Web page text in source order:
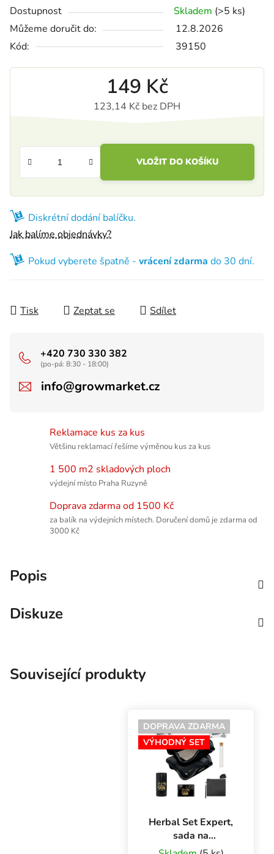
Dostupnost Skladem (>5 ks)
Můžeme doručit do:
12.8.2026
Kód:
39150
149 Kč
123,14 Kč bez DPH
VLOŽIT DO KOŠÍKU
Diskrétní dodání balíčku.
Jak balíme objednávky?
Pokud vyberete špatně - vrácení zdarma do 30 dní.
Tisk Zeptat se Sdílet
+420 730 330 382
(po-pá: 8:30 - 18:00)
info@growmarket.cz
Reklamace kus za kus
Většinu reklamací řešíme výměnou kus za kus
1 500 m2 skladových ploch
výdejní místo Praha Ruzyně
Doprava zdarma od 1500 Kč
za balík na výdejních místech. Doručení domů je zdarma od
3000 Kč
Popis
Diskuze
Související produkty
DOPRAVA ZDARMA
VÝHODNÝ SET
Herbal Set Expert,
sada na
skladování bylinek